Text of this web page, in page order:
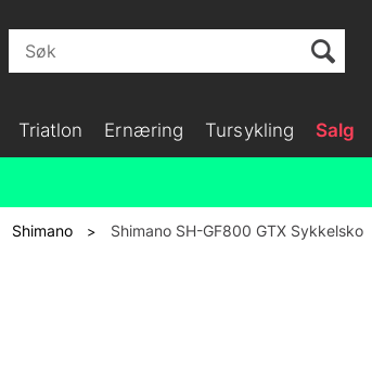
Triatlon Ernæring Tursykling Salg
Shimano > Shimano SH-GF800 GTX Sykkelsko